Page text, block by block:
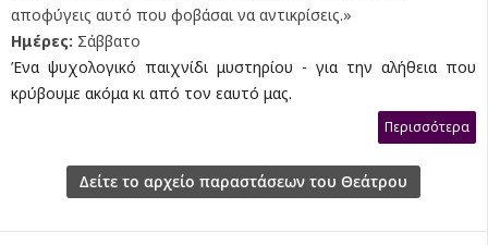
αποφύγεις αυτό που φοβάσαι να αντικρίσεις.»
Ημέρες: Σάββατο
Ένα ψυχολογικό παιχνίδι μυστηρίου - για την αλήθεια που
κρύβουμε ακόμα κι από τον εαυτό μας.
Περισσότερα